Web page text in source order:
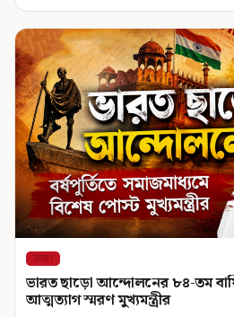
রাজ্য
ভারত ছাড়ো আন্দোলনের ৮৪-তম
আত্মত্যাগ স্মরণ মুখ্যমন্ত্রীর